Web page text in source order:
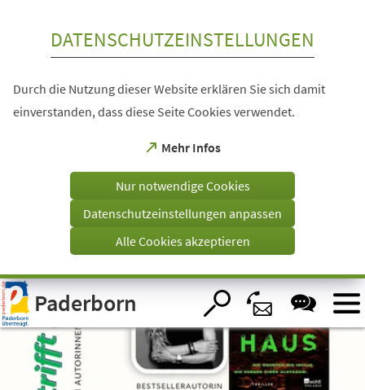
Visuelle
Assistenzsoftware
öffnen.
DATENSCHUTZEINSTELLUNGEN
Durch die Nutzung dieser Website erklären Sie sich damit
einverstanden, dass diese Seite Cookies verwendet.
Mehr Infos
(Öffnet
einem
Tab)
Nur notwendige Cookies
Datenschutzeinstellungen anpassen
Alle Cookies akzeptieren
Paderborn